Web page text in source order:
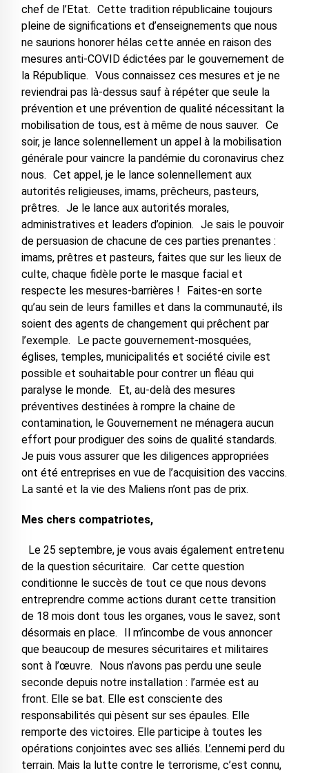
chef de l’Etat. Cette tradition républicaine toujours
pleine de significations et d’enseignements que nous
ne saurions honorer hélas cette année en raison des
mesures anti-COVID édictées par le gouvernement de
la République. Vous connaissez ces mesures et je ne
reviendrai pas là-dessus sauf à répéter que seule la
prévention et une prévention de qualité nécessitant la
mobilisation de tous, est à même de nous sauver. Ce
soir, je lance solennellement un appel à la mobilisation
générale pour vaincre la pandémie du coronavirus chez
nous. Cet appel, je le lance solennellement aux
autorités religieuses, imams, prêcheurs, pasteurs,
prêtres. Je le lance aux autorités morales,
administratives et leaders d’opinion. Je sais le pouvoir
de persuasion de chacune de ces parties prenantes :
imams, prêtres et pasteurs, faites que sur les lieux de
culte, chaque fidèle porte le masque facial et
respecte les mesures-barrières ! Faites-en sorte
qu’au sein de leurs familles et dans la communauté, ils
soient des agents de changement qui prêchent par
l’exemple. Le pacte gouvernement-mosquées,
églises, temples, municipalités et société civile est
possible et souhaitable pour contrer un fléau qui
paralyse le monde. Et, au-delà des mesures
préventives destinées à rompre la chaine de
contamination, le Gouvernement ne ménagera aucun
effort pour prodiguer des soins de qualité standards.
Je puis vous assurer que les diligences appropriées
ont été entreprises en vue de l’acquisition des vaccins.
La santé et la vie des Maliens n’ont pas de prix.
Mes chers compatriotes,
Le 25 septembre, je vous avais également entretenu
de la question sécuritaire. Car cette question
conditionne le succès de tout ce que nous devons
entreprendre comme actions durant cette transition
de 18 mois dont tous les organes, vous le savez, sont
désormais en place. Il m’incombe de vous annoncer
que beaucoup de mesures sécuritaires et militaires
sont à l’œuvre. Nous n’avons pas perdu une seule
seconde depuis notre installation : l’armée est au
front. Elle se bat. Elle est consciente des
responsabilités qui pèsent sur ses épaules. Elle
remporte des victoires. Elle participe à toutes les
opérations conjointes avec ses alliés. L’ennemi perd du
terrain. Mais la lutte contre le terrorisme, c’est connu,